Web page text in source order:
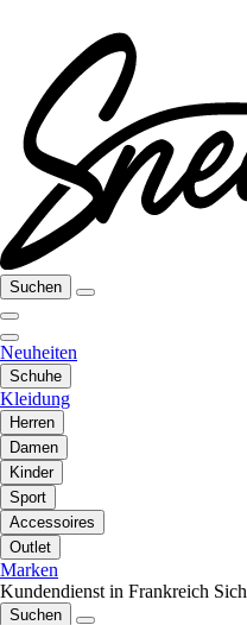
Suchen
Neuheiten
Schuhe
Kleidung
Herren
Damen
Kinder
Sport
Accessoires
Outlet
Marken
Kundendienst in Frankreich
Suchen